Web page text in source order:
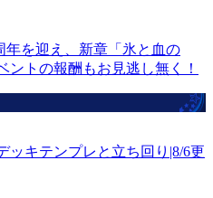
年を迎え、新章「氷と血の
ントの報酬もお見逃し無く！
ッキテンプレと立ち回り|8/6更